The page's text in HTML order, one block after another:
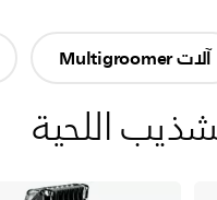
آلات Multigroomer
اللحية